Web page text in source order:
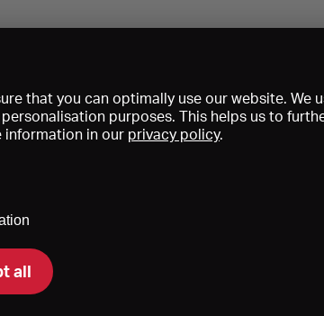
that you can optimally use our website.
purposes. This helps us to
information in our privacy policy.
all